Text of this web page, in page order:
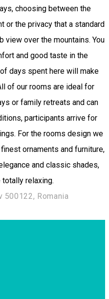
choosing between the
or the privacy that a standard
view over the mountains. You
and good taste in the
days spent here will make
of our rooms are ideal for
or family retreats and can
participants arrive for
For the rooms design we
ornaments and furniture,
and classic shades,
relaxing.
500122, Romania